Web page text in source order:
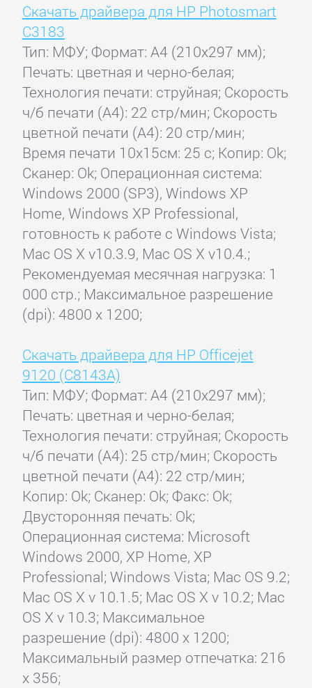
Скачать драйвера для HP Photosmart
C3183
Тип: МФУ; Формат: A4 (210x297 мм);
Печать: цветная и черно-белая;
Технология печати: струйная; Скорость
ч/б печати (А4): 22 стр/мин; Скорость
цветной печати (А4): 20 стр/мин;
Время печати 10x15см: 25 с; Копир: Ok;
Сканер: Ok; Операционная система:
Windows 2000 (SP3), Windows XP
Home, Windows XP Professional,
готовность к работе с Windows Vista;
Mac OS X v10.3.9, Mac OS X v10.4.;
Рекомендуемая месячная нагрузка: 1
000 стр.; Максимальное разрешение
(dpi): 4800 x 1200;
Скачать драйвера для HP Officejet
9120 (C8143A)
Тип: МФУ; Формат: A4 (210x297 мм);
Печать: цветная и черно-белая;
Технология печати: струйная; Скорость
ч/б печати (А4): 25 стр/мин; Скорость
цветной печати (А4): 22 стр/мин;
Копир: Ok; Сканер: Ok; Факс: Ok;
Двусторонняя печать: Ok;
Операционная система: Microsoft
Windows 2000, XP Home, XP
Professional; Windows Vista; Mac OS 9.2;
Mac OS X v 10.1.5; Mac OS X v 10.2; Mac
OS X v 10.3; Максимальное
разрешение (dpi): 4800 x 1200;
Максимальный размер отпечатка: 216
x 356;